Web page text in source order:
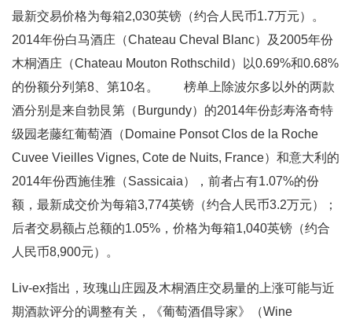
最新交易价格为每箱2,030英镑（约合人民币1.7万元）。
2014年份白马酒庄（Chateau Cheval Blanc）及2005年份
木桐酒庄（Chateau Mouton Rothschild）以0.69%和0.68%
的份额分列第8、第10名。 榜单上除波尔多以外的两款
酒分别是来自勃艮第（Burgundy）的2014年份彭寿洛奇特
级园老藤红葡萄酒（Domaine Ponsot Clos de la Roche
Cuvee Vieilles Vignes, Cote de Nuits, France）和意大利的
2014年份西施佳雅（Sassicaia），前者占有1.07%的份
额，最新成交价为每箱3,774英镑（约合人民币3.2万元）；
后者交易额占总额的1.05%，价格为每箱1,040英镑（约合
人民币8,900元）。
Liv-ex指出，玫瑰山庄园及木桐酒庄交易量的上涨可能与近
期酒款评分的调整有关，《葡萄酒倡导家》（Wine